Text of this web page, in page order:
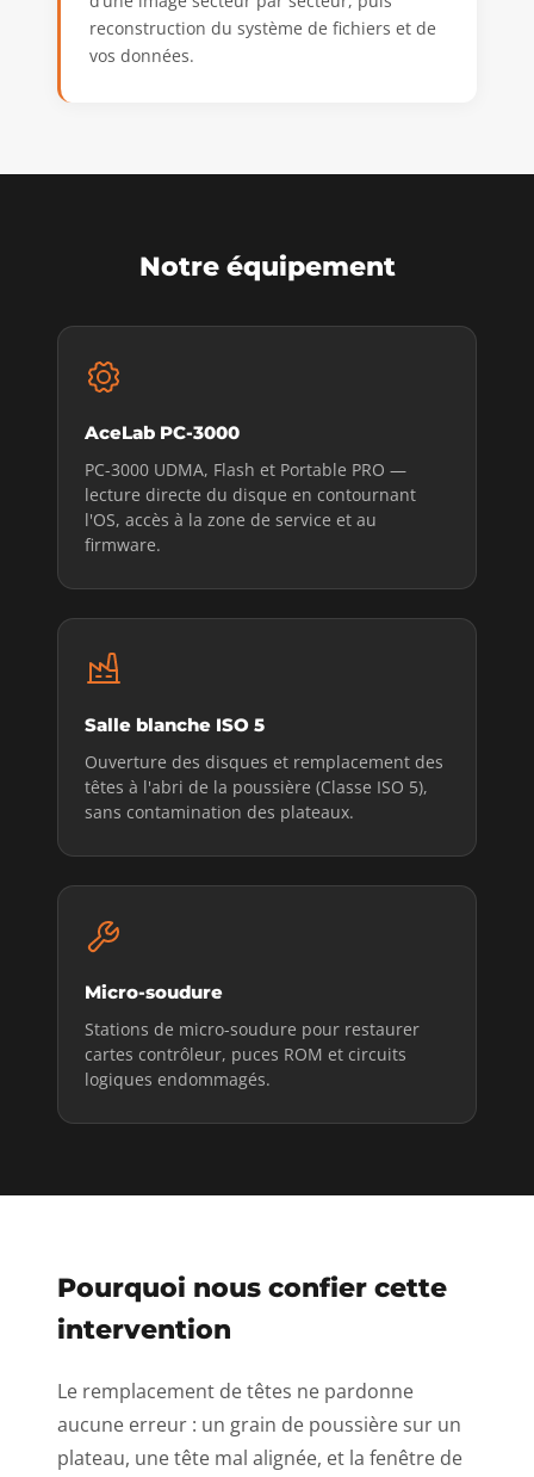
reconstruction du système de fichiers et de
vos données.
Notre équipement
AceLab PC-3000
PC-3000 UDMA, Flash et Portable PRO —
lecture directe du disque en contournant
l'OS, accès à la zone de service et au
firmware.
Salle blanche ISO 5
Ouverture des disques et remplacement des
têtes à l'abri de la poussière (Classe ISO 5),
sans contamination des plateaux.
Micro-soudure
Stations de micro-soudure pour restaurer
cartes contrôleur, puces ROM et circuits
logiques endommagés.
Pourquoi nous confier cette
intervention
Le remplacement de têtes ne pardonne
aucune erreur : un grain de poussière sur un
plateau, une tête mal alignée, et la fenêtre de